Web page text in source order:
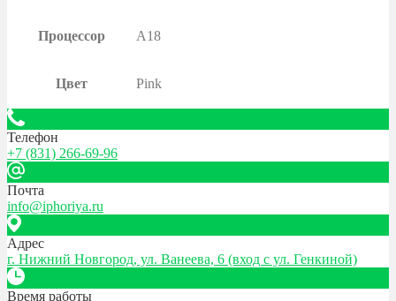
Процессор A18
Цвет Pink
Телефон
+7 (831) 266-69-96
Почта
info@iphoriya.ru
Адрес
г. Нижний Новгород, ул. Ванеева, 6 (вход с ул. Генкиной)
Время работы